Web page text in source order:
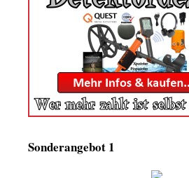
Sonderangebot 1